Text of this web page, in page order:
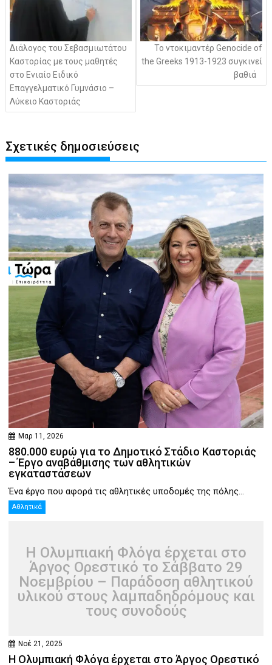
Διάλογος του Σεβασμιωτάτου
Καστορίας με τους μαθητές
στο Ενιαίο Ειδικό
Επαγγελματικό Γυμνάσιο –
Λύκειο Καστοριάς
Το ντοκιμαντέρ Genocide of
the Greeks 1913-1923 συγκινεί
βαθιά
Σχετικές δημοσιεύσεις
Μαρ 11, 2026
880.000 ευρώ για το Δημοτικό Στάδιο Καστοριάς
– Έργο αναβάθμισης των αθλητικών
εγκαταστάσεων
Ένα έργο που αφορά τις αθλητικές υποδομές της πόλης...
Αθλητικά
Η Ολυμπιακή Φλόγα έρχεται στο
Άργος Ορεστικό το Σάββατο 29
Νοεμβρίου – Παράδοση αθλητικού
υλικού στους λαμπαδηδρόμους και
τους συνοδούς
Νοέ 21, 2025
Η Ολυμπιακή Φλόγα έρχεται στο Άργος Ορεστικό